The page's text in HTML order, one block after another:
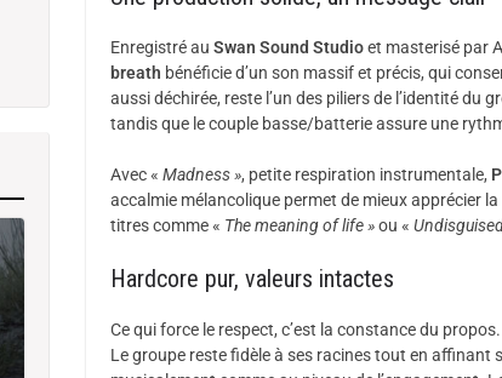
Enregistré au Swan Sound Studioet masterisé par
breath bénéficie d’un son massif et précis, qui
aussi déchirée, reste l’un des piliers de l’identité
tandis que le couple basse/batterie assure une
Avec « Madness », petite respiration instrumentale,
accalmie mélancolique permet de mieux apprécier
titres comme « The meaning of life »ou «
Hardcore pur, valeurs intactes
Ce qui force le respect, c’est la constance du propos.
Le groupe reste fidèle à ses racines tout en affinant